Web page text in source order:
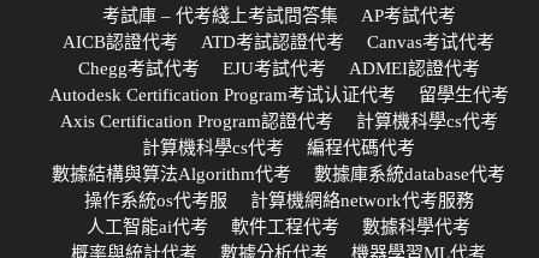
考試庫 – 代考綫上考試問答集
AP考試代考
AICB認證代考
ATD考試認證代考
Canvas考试代考
Chegg考試代考
EJU考試代考
ADMEI認證代考
Autodesk Certification Program考试认证代考
留學生代考
Axis Certification Program認證代考
計算機科學cs代考
計算機科學cs代考
編程代碼代考
數據結構與算法Algorithm代考
數據庫系統database代考
操作系統os代考服
計算機網絡network代考服務
人工智能ai代考
軟件工程代考
數據科學代考
概率與統計代考
數據分析代考 機器學習ML代考